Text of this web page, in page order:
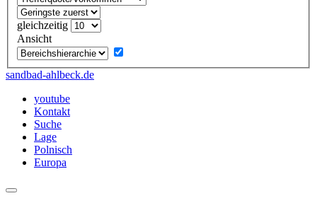
gleichzeitig
Ansicht
sandbad-ahlbeck.de
youtube
Kontakt
Suche
Lage
Polnisch
Europa